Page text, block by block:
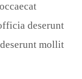
deserunt
mollit